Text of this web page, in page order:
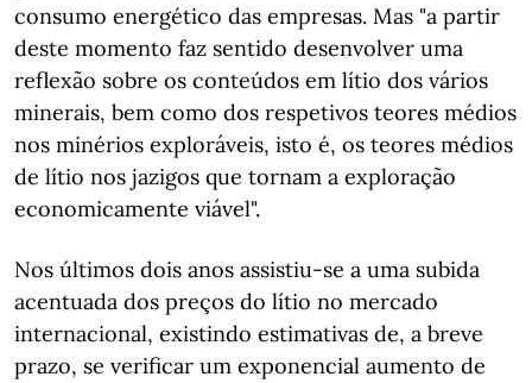
consumo energético das empresas. Mas "a partir
deste momento faz sentido desenvolver uma
reflexão sobre os conteúdos em lítio dos vários
minerais, bem como dos respetivos teores médios
nos minérios exploráveis, isto é, os teores médios
de lítio nos jazigos que tornam a exploração
economicamente viável".
Nos últimos dois anos assistiu-se a uma subida
acentuada dos preços do lítio no mercado
internacional, existindo estimativas de, a breve
prazo, se verificar um exponencial aumento de